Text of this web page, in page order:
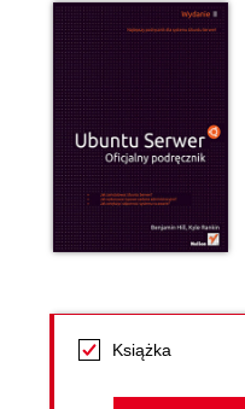
Książka